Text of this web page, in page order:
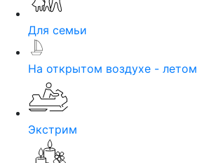
Для семьи
На открытом воздухе - летом
Экстрим